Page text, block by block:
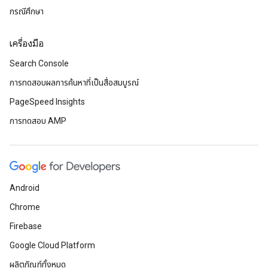
กรณีศึกษา
เครื่องมือ
Search Console
การทดสอบผลการค้นหาที่เป็นสื่อสมบูรณ์
PageSpeed Insights
การทดสอบ AMP
Android
Chrome
Firebase
Google Cloud Platform
ผลิตภัณฑ์ทั้งหมด